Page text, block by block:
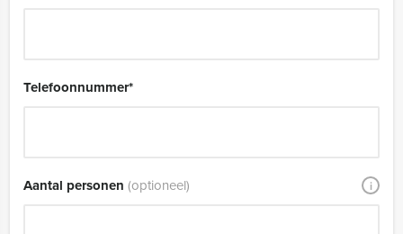
Telefoonnummer*
Aantal personen (optioneel) i